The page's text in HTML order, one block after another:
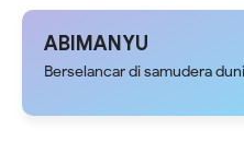
dengan Polda se-Tanah Papua
ABIMANYU
Berselancar di samudera